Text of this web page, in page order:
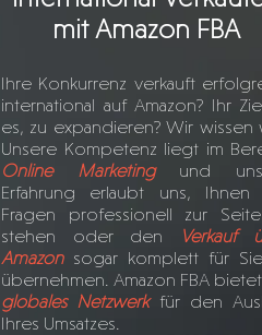
mitAmazon FBA
Ihre Konkurrenz verkauft
international auf Amazon? Ihr
es, zu expandieren? Wir wissen
Unsere Kompetenz liegt im
Online Marketingund
Erfahrung erlaubt uns, Ihnen
Fragen professionell zur
stehen oder den
Verkauf
Amazonsogar komplett für
übernehmen. Amazon FBA
globales Netzwerkfür den
Ihres Umsatzes.